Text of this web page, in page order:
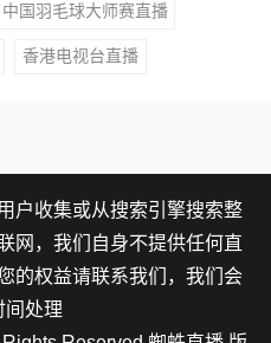
中国羽毛球大师赛直播
香港电视台直播
户收集或从搜索引擎搜索整
网，我们自身不提供任何直
的权益请联系我们，我们会
间处理